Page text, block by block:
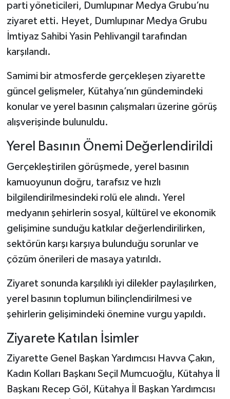
parti yöneticileri, Dumlupınar Medya Grubu’nu
ziyaret etti. Heyet, Dumlupınar Medya Grubu
İmtiyaz Sahibi Yasin Pehlivangil tarafından
karşılandı.
Samimi bir atmosferde gerçekleşen ziyarette
güncel gelişmeler, Kütahya’nın gündemindeki
konular ve yerel basının çalışmaları üzerine görüş
alışverişinde bulunuldu.
Yerel Basının Önemi Değerlendirildi
Gerçekleştirilen görüşmede, yerel basının
kamuoyunun doğru, tarafsız ve hızlı
bilgilendirilmesindeki rolü ele alındı. Yerel
medyanın şehirlerin sosyal, kültürel ve ekonomik
gelişimine sunduğu katkılar değerlendirilirken,
sektörün karşı karşıya bulunduğu sorunlar ve
çözüm önerileri de masaya yatırıldı.
Ziyaret sonunda karşılıklı iyi dilekler paylaşılırken,
yerel basının toplumun bilinçlendirilmesi ve
şehirlerin gelişimindeki önemine vurgu yapıldı.
Ziyarete Katılan İsimler
Ziyarette Genel Başkan Yardımcısı Havva Çakın,
Kadın Kolları Başkanı Seçil Mumcuoğlu, Kütahya İl
Başkanı Recep Göl, Kütahya İl Başkan Yardımcısı
Yaşam